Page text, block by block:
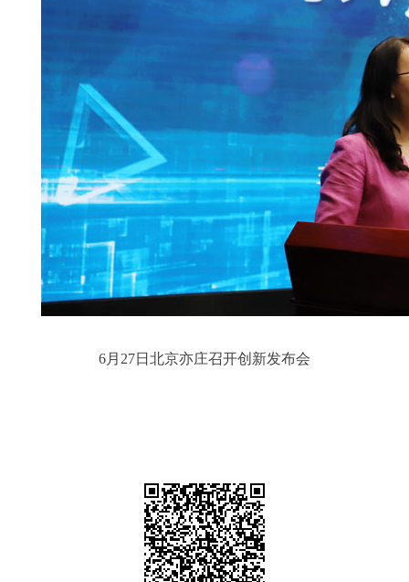
6月27日北京亦庄召开创新发布会